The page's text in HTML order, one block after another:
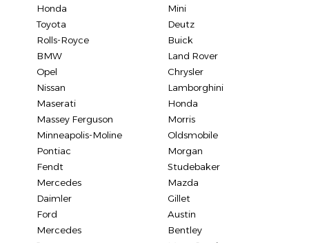
Honda
Mini
Toyota
Deutz
Rolls-Royce
Buick
BMW
Land Rover
Opel
Chrysler
Nissan
Lamborghini
Maserati
Honda
Massey Ferguson
Morris
Minneapolis-Moline
Oldsmobile
Pontiac
Morgan
Fendt
Studebaker
Mercedes
Mazda
Daimler
Gillet
Ford
Austin
Mercedes
Bentley